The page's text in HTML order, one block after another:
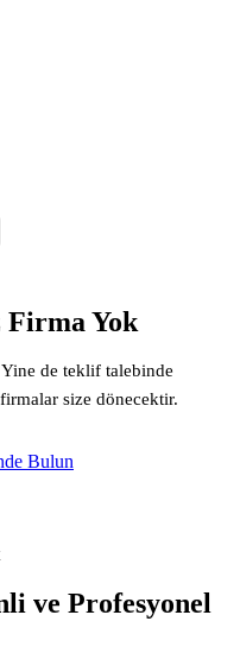
Firma Yok
de teklif talebinde
size dönecektir.
Bulun
ve Profesyonel